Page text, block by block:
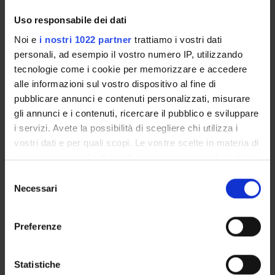
Uso responsabile dei dati
Noi e i nostri 1022 partner trattiamo i vostri dati
personali, ad esempio il vostro numero IP, utilizzando
tecnologie come i cookie per memorizzare e accedere
alle informazioni sul vostro dispositivo al fine di
pubblicare annunci e contenuti personalizzati, misurare
gli annunci e i contenuti, ricercare il pubblico e sviluppare
i servizi. Avete la possibilità di scegliere chi utilizza i
vostri dati e per quali scopi. Le vostre scelte in materia di
privacy sono applicabili solo su questa proprietà digitale
modificare o revocare il proprio consenso in qualsiasi
momento dalla Dichiarazione sui cookie o facendo clic
raccogliere informazioni sulla tua posizione
delNecessari
Preferenze
Statistiche
Lesson timetable
Notices
Thesis and internship proposals
Governing bodies
Faculty staff
Documents
STUDYING
People